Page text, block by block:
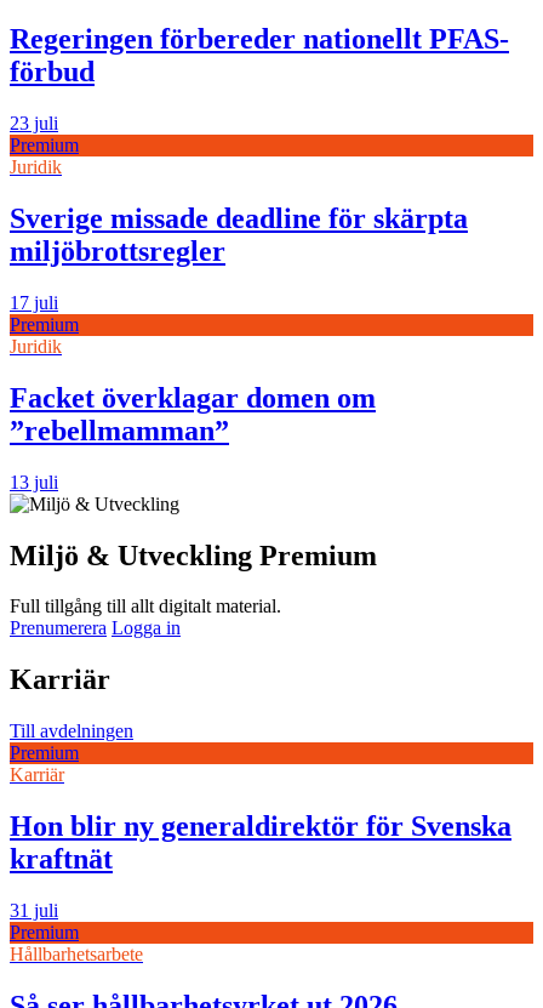
Regeringen förbereder nationellt PFAS-
förbud
23 juli
Premium
Juridik
Sverige missade deadline för skärpta
miljöbrottsregler
17 juli
Premium
Juridik
Facket överklagar domen om
”rebellmamman”
13 juli
Miljö & Utveckling Premium
Full tillgång till allt digitalt material.
Prenumerera Logga in
Karriär
Till avdelningen
Premium
Karriär
Hon blir ny generaldirektör för Svenska
kraftnät
31 juli
Premium
Hållbarhetsarbete